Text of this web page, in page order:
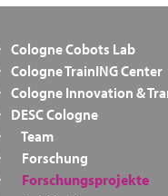
Cologne Cobots Lab
Cologne TrainING Center
Cologne Innovation &
DESC Cologne
Team
Forschung
Forschungsprojekte